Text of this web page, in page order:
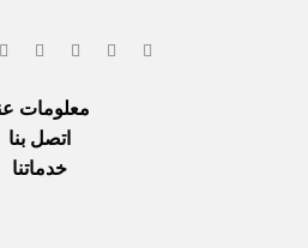
معلومات
اتصل بنا
خدماتنا